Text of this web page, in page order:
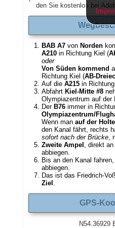
den Sie kostenlos bei
BAB A7von Norden
A210in Richtung Kiel (
oder
Von Süden kommend
Richtung Kiel (AB-
Auf die A215in
Abfahrt Kiel-Mitte #8
Olympiazentrum auf der
Der B76immer in
Olympiazentrum/
Wenn man auf der
den Kanal fährt, rechts
sofort nach der Brücke,
Zweite Ampel , direkt
abbiegen.
Bis an den Kanal
abbiegen.
Das ist das Friedrich-
Ziel .
GPS-
N54.36929